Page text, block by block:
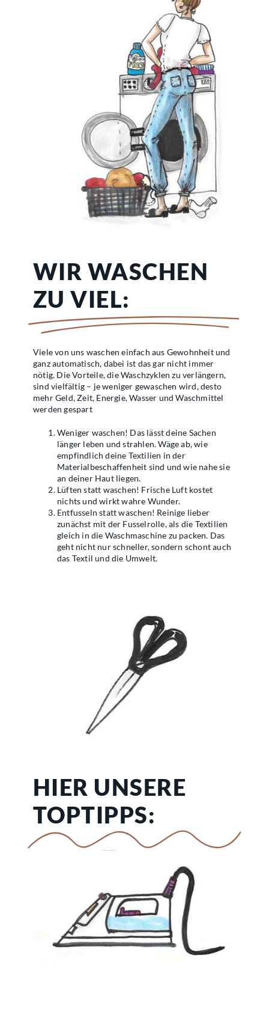
WIR WASCHEN
ZU VIEL:
Viele von uns waschen einfach aus Gewohnheit und
ganz automatisch, dabei ist das gar nicht immer
nötig. Die Vorteile, die Waschzyklen zu verlängern,
sind vielfältig – je weniger gewaschen wird, desto
mehr Geld, Zeit, Energie, Wasser und Waschmittel
werden gespart
Weniger waschen! Das lässt deine Sachen
länger leben und strahlen. Wäge ab, wie
empfindlich deine Textilien in der
Materialbeschaffenheit sind und wie nahe sie
an deiner Haut liegen.
Lüften statt waschen! Frische Luft kostet
nichts und wirkt wahre Wunder.
Entfusseln statt waschen! Reinige lieber
zunächst mit der Fusselrolle, als die Textilien
gleich in die Waschmaschine zu packen. Das
geht nicht nur schneller, sondern schont auch
das Textil und die Umwelt.
HIER UNSERE
TOPTIPPS: